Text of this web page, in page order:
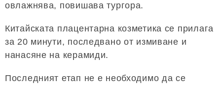
овлажнява, повишава тургора.
Китайската плацентарна козметика се прилага
за 20 минути, последвано от измиване и
нанасяне на керамиди.
Последният етап не е необходимо да се